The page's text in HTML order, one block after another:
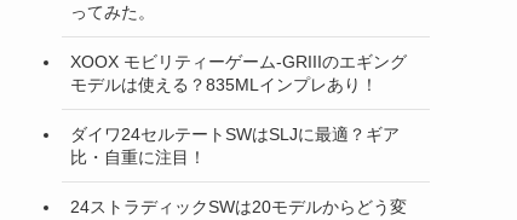
ってみた。
XOOX モビリティーゲーム-GRIIIのエギング
モデルは使える？835MLインプレあり！
ダイワ24セルテートSWはSLJに最適？ギア
比・自重に注目！
24ストラディックSWは20モデルからどう変